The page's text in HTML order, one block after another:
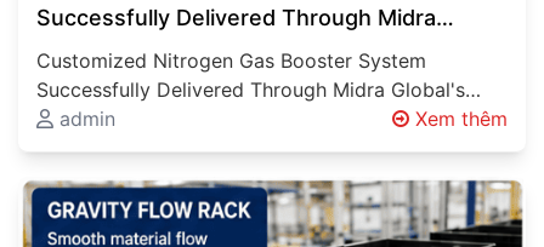
Successfully Delivered Through Midra
Global’s Engineering Expertise Engineering
Solutions Beyond Product Supply
Customized Nitrogen Gas Booster System
Successfully Delivered Through Midra Global's
Engineering Expertise Engineering Solutions
Beyond Product Supply Industrial projects
involving…
admin Xem thêm